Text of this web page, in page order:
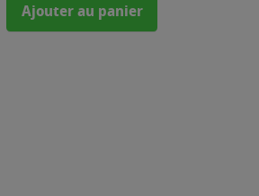
Ajouter au panier